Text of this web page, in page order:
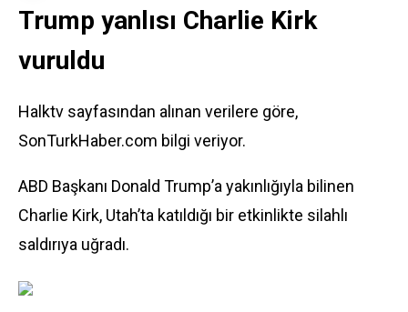
Trump yanlısı Charlie Kirk
vuruldu
Halktv sayfasından alınan verilere göre,
SonTurkHaber.com bilgi veriyor.
ABD Başkanı Donald Trump’a yakınlığıyla bilinen
Charlie Kirk, Utah’ta katıldığı bir etkinlikte silahlı
saldırıya uğradı.